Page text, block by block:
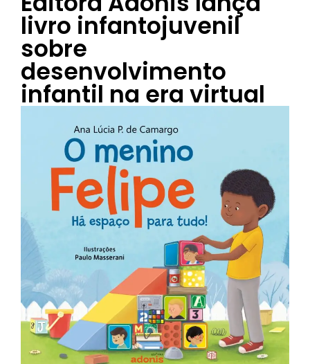
livro infantojuvenil
sobre
desenvolvimento
infantil na era virtual